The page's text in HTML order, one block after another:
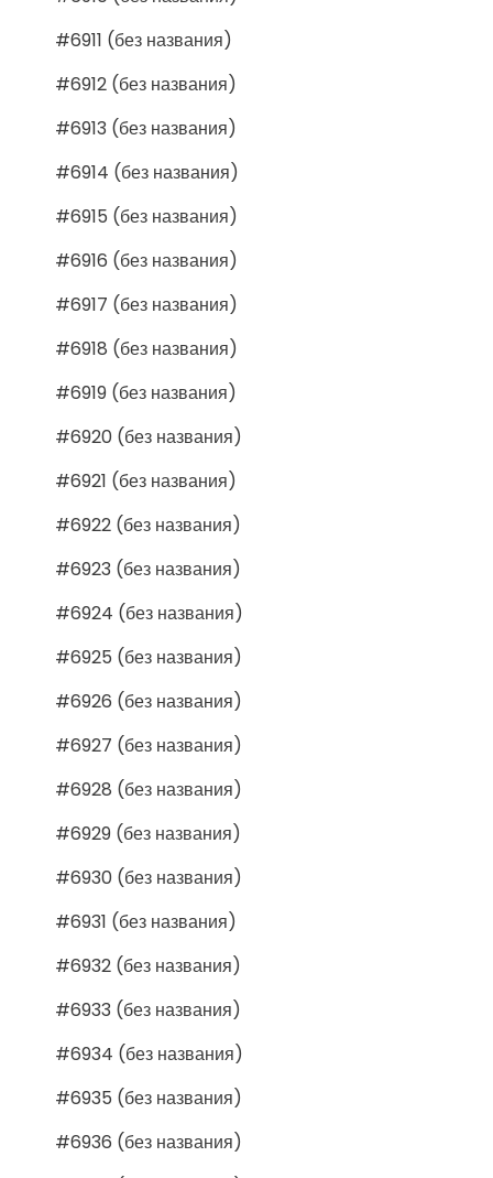
#6911 (без названия)
#6912 (без названия)
#6913 (без названия)
#6914 (без названия)
#6915 (без названия)
#6916 (без названия)
#6917 (без названия)
#6918 (без названия)
#6919 (без названия)
#6920 (без названия)
#6921 (без названия)
#6922 (без названия)
#6923 (без названия)
#6924 (без названия)
#6925 (без названия)
#6926 (без названия)
#6927 (без названия)
#6928 (без названия)
#6929 (без названия)
#6930 (без названия)
#6931 (без названия)
#6932 (без названия)
#6933 (без названия)
#6934 (без названия)
#6935 (без названия)
#6936 (без названия)